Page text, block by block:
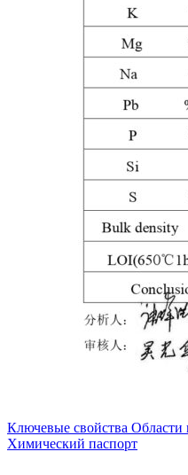
Ключевые свойства Области
Химический паспорт